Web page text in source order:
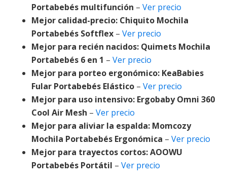
Portabebés multifunción –Ver precio
Mejor calidad-precio: Chiquito Mochila
Portabebés Softflex –Ver precio
Mejor para recién nacidos: Quimets Mochila
Portabebés 6 en 1 –Ver precio
Mejor para porteo ergonómico: KeaBabies
Fular Portabebés Elástico –Ver precio
Mejor para uso intensivo: Ergobaby Omni 360
Cool Air Mesh –Ver precio
Mejor para aliviar la espalda: Momcozy
Mochila Portabebés Ergonómica –Ver precio
Mejor para trayectos cortos:AOOWU
Portabebés Portátil –Ver precio